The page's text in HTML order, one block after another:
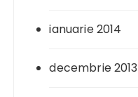
ianuarie 2014
decembrie 2013